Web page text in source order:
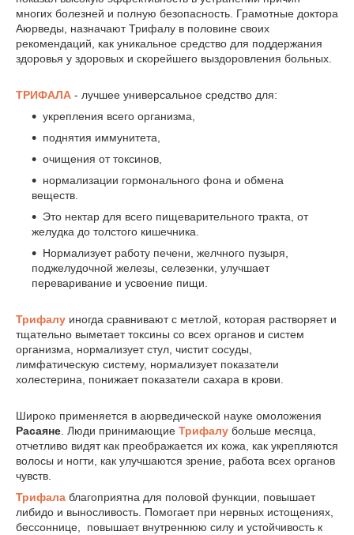
многих болезней и полную безопасность. Грамотные доктора
Аюрведы, назначают Трифалу в половине своих
рекомендаций, как уникальное средство для поддержания
здоровья у здоровых и скорейшего выздоровления больных.
ТРИФАЛА - лучшее универсальное средство для:
укрепления всего организма,
поднятия иммунитета,
очищения от токсинов,
нормализации гормонального фона и обмена
веществ.
Это нектар для всего пищеварительного тракта, от
желудка до толстого кишечника.
Нормализует работу печени, желчного пузыря,
поджелудочной железы, селезенки, улучшает
переваривание и усвоение пищи.
Трифалу иногда сравнивают с метлой, которая растворяет и
тщательно выметает токсины со всех органов и систем
организма, нормализует стул, чистит сосуды,
лимфатическую систему, нормализует показатели
холестерина, понижает показатели сахара в крови.
Широко применяется в аюрведической науке омоложения
Расаяне . Люди принимающие Трифалу больше месяца,
отчетливо видят как преображается их кожа, как укрепляются
волосы и ногти, как улучшаются зрение, работа всех органов
чувств.
Трифала благоприятна для половой функции, повышает
либидо и выносливость. Помогает при нервных истощениях,
бессоннице, повышает внутреннюю силу и устойчивость к